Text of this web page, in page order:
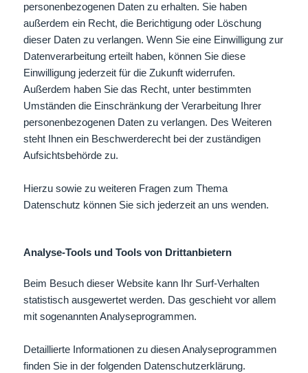
personenbezogenen Daten zu erhalten. Sie haben
außerdem ein Recht, die Berichtigung oder Löschung
dieser Daten zu verlangen. Wenn Sie eine Einwilligung zur
Datenverarbeitung erteilt haben, können Sie diese
Einwilligung jederzeit für die Zukunft widerrufen.
Außerdem haben Sie das Recht, unter bestimmten
Umständen die Einschränkung der Verarbeitung Ihrer
personenbezogenen Daten zu verlangen. Des Weiteren
steht Ihnen ein Beschwerderecht bei der zuständigen
Aufsichtsbehörde zu.
Hierzu sowie zu weiteren Fragen zum Thema
Datenschutz können Sie sich jederzeit an uns wenden.
Analyse-Tools und Tools von Dritt­anbietern
Beim Besuch dieser Website kann Ihr Surf-Verhalten
statistisch ausgewertet werden. Das geschieht vor allem
mit sogenannten Analyseprogrammen.
Detaillierte Informationen zu diesen Analyseprogrammen
finden Sie in der folgenden Datenschutzerklärung.